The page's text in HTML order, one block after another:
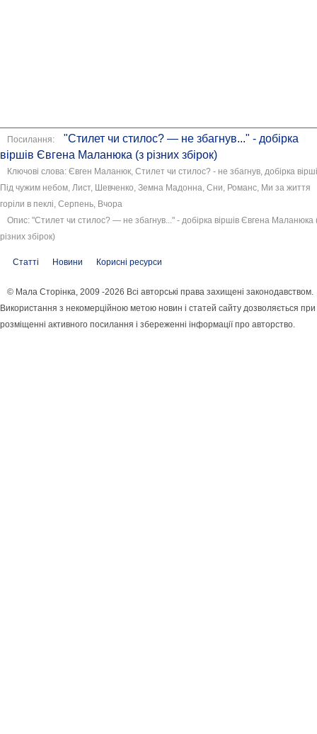
Посилання:
"Стилет чи стилос? — не збагнув..." - добірка
віршів Євгена Маланюка (з різних збірок)
Ключові слова: Євген Маланюк, Стилет чи стилос? - не збагнув, добірка
Під чужим небом, Лист, Шевченко, Земна Мадонна, Сни, Романс, Ми за життя
горіли в пеклі, Серпень, Вчора
Опис: "Стилет чи стилос? — не збагнув..." - добірка віршів Євгена Маланюка
різних збірок)
Статті Новини Корисні ресурси
© Мала Сторінка, 2009 -2026 Всі авторські права захищені законодавством.
Використання з некомерційною метою новин і статей сайту дозволяється при
розміщенні активного посилання і збереженні інформації про авторство.